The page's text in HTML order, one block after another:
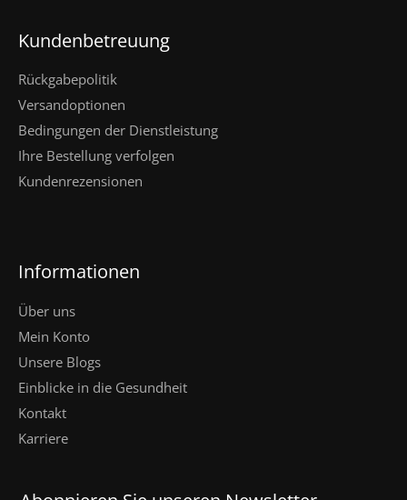
Kundenbetreuung
Rückgabepolitik
Versandoptionen
Bedingungen der Dienstleistung
Ihre Bestellung verfolgen
Kundenrezensionen
Informationen
Über uns
Mein Konto
Unsere Blogs
Einblicke in die Gesundheit
Kontakt
Karriere